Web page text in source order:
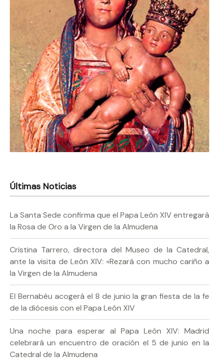
Últimas Noticias
La Santa Sede confirma que el Papa León XIV entregará
la Rosa de Oro a la Virgen de la Almudena
Cristina Tarrero, directora del Museo de la Catedral,
ante la visita de León XIV: «Rezará con mucho cariño a
la Virgen de la Almudena
El Bernabéu acogerá el 8 de junio la gran fiesta de la fe
de la diócesis con el Papa León XIV
Una noche para esperar al Papa León XIV: Madrid
celebrará un encuentro de oración el 5 de junio en la
Catedral de la Almudena